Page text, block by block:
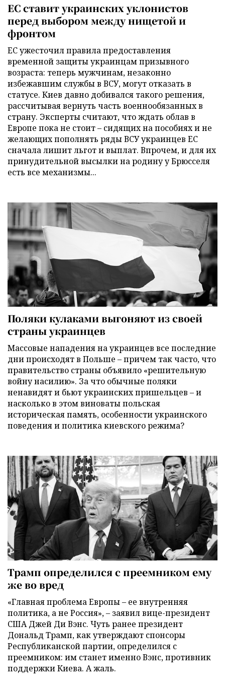
ЕС ставит украинских уклонистов
перед выбором между нищетой и
фронтом
ЕС ужесточил правила предоставления
временной защиты украинцам призывного
возраста: теперь мужчинам, незаконно
избежавшим службы в ВСУ, могут отказать в
статусе. Киев давно добивался такого решения,
рассчитывая вернуть часть военнообязанных в
страну. Эксперты считают, что ждать облав в
Европе пока не стоит – сидящих на пособиях и не
желающих пополнять ряды ВСУ украинцев ЕС
сначала лишит льгот и выплат. Впрочем, и для их
принудительной высылки на родину у Брюсселя
есть все механизмы...
Поляки кулаками выгоняют из своей
страны украинцев
Массовые нападения на украинцев все последние
дни происходят в Польше – причем так часто, что
правительство страны объявило «решительную
войну насилию». За что обычные поляки
ненавидят и бьют украинских пришельцев – и
насколько в этом виноваты польская
историческая память, особенности украинского
поведения и политика киевского режима?
Трамп определился с преемником ему
же во вред
«Главная проблема Европы – ее внутренняя
политика, а не Россия», – заявил вице-президент
США Джей Ди Вэнс. Чуть ранее президент
Дональд Трамп, как утверждают спонсоры
Республиканской партии, определился с
преемником: им станет именно Вэнс, противник
поддержки Киева. А жаль.